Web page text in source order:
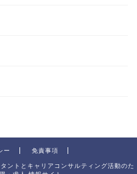
ー 免責事項
トとキャリアコンサルティング活動のた